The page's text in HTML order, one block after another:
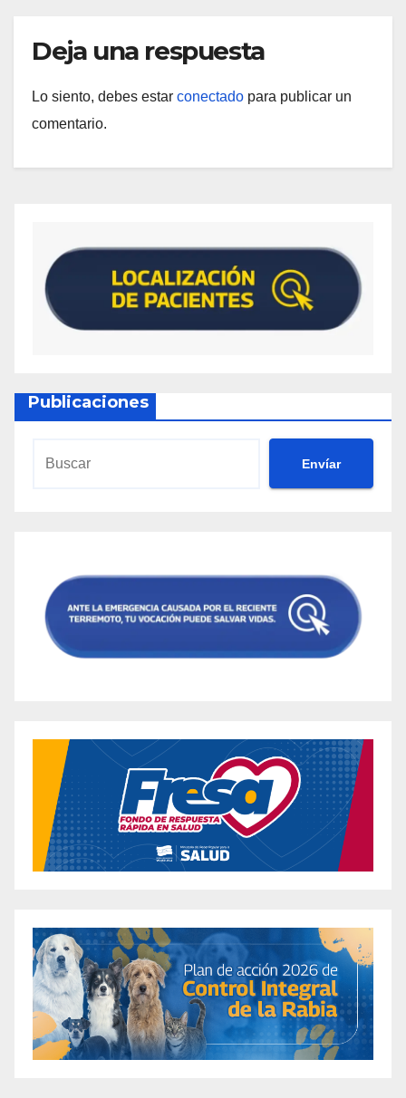
Deja una respuesta
Lo siento, debes estar conectado para publicar un
comentario.
Publicaciones
Envíar